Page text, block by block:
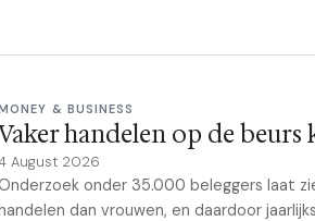
& BUSINESS
handelen op de
August 2026
onder 35.000 beleggers laat
dan vrouwen, en daardoor